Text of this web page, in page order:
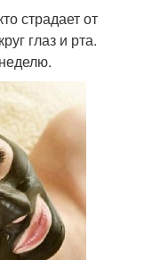
страдает от
глаз и рта.